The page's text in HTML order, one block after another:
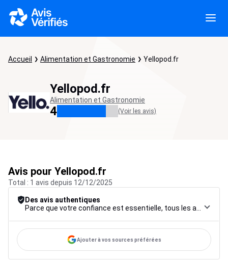
Accueil Alimentation et Gastronomie Yellopod.fr
Yellopod.fr
Alimentation et Gastronomie
4 (Voir les avis)
Avis pour Yellopod.fr
Total : 1 avis depuis 12/12/2025
Des avis authentiques
Ajouter à vos sources préférées